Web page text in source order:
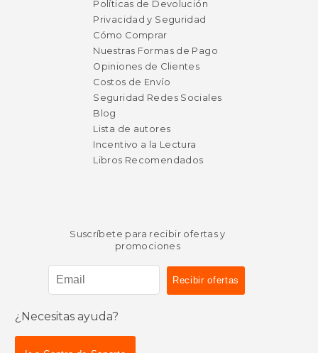
Políticas de Devolución
Privacidad y Seguridad
Cómo Comprar
Nuestras Formas de Pago
Opiniones de Clientes
Costos de Envío
Seguridad Redes Sociales
Blog
Lista de autores
Incentivo a la Lectura
Libros Recomendados
Suscríbete para recibir ofertas y
promociones
¿Necesitas ayuda?